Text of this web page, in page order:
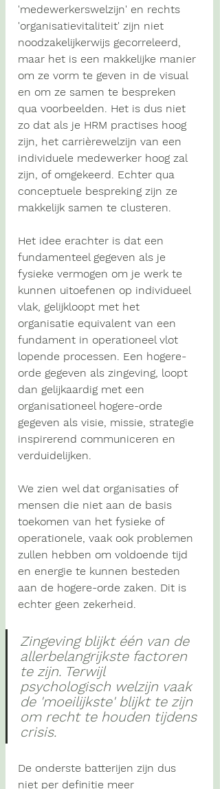
'medewerkerswelzijn' en rechts
'organisatievitaliteit' zijn niet
noodzakelijkerwijs gecorreleerd,
maar het is een makkelijke manier
om ze vorm te geven in de visual
en om ze samen te bespreken
qua voorbeelden. Het is dus niet
zo dat als je HRM practises hoog
zijn, het carrièrewelzijn van een
individuele medewerker hoog zal
zijn, of omgekeerd. Echter qua
conceptuele bespreking zijn ze
makkelijk samen te clusteren.
Het idee erachter is dat een
fundamenteel gegeven als je
fysieke vermogen om je werk te
kunnen uitoefenen op individueel
vlak, gelijkloopt met het
organisatie equivalent van een
fundament in operationeel vlot
lopende processen. Een hogere-
orde gegeven als zingeving, loopt
dan gelijkaardig met een
organisationeel hogere-orde
gegeven als visie, missie, strategie
inspirerend communiceren en
verduidelijken.
We zien wel dat organisaties of
mensen die niet aan de basis
toekomen van het fysieke of
operationele, vaak ook problemen
zullen hebben om voldoende tijd
en energie te kunnen besteden
aan de hogere-orde zaken. Dit is
echter geen zekerheid.
Zingeving blijkt één van de
allerbelangrijkste factoren
te zijn. Terwijl
psychologisch welzijn vaak
de 'moeilijkste' blijkt te zijn
om recht te houden tijdens
crisis.
De onderste batterijen zijn dus
niet per definitie meer